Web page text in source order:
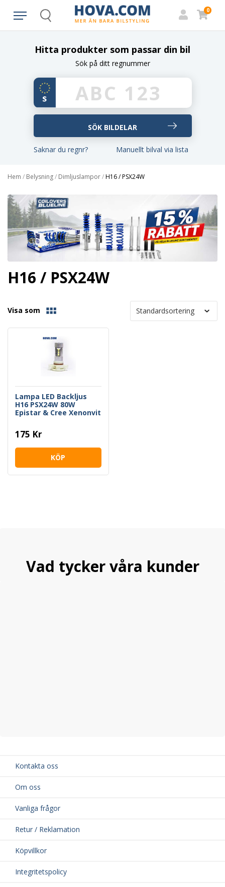
Search
0
Hitta produkter som passar din bil
Sök på ditt regnummer
Saknar du regnr? Manuellt bilval via lista
Hem / Belysning/ Dimljuslampor/H16 / PSX24W
H16 / PSX24W
Visa som
Lampa LED Backljus
H16 PSX24W 80W
Epistar & Cree Xenonvit
175 Kr
KÖP
Vad tycker våra kunder
Kontakta oss
Om oss
Vanliga frågor
Retur / Reklamation
Köpvillkor
Integritetspolicy